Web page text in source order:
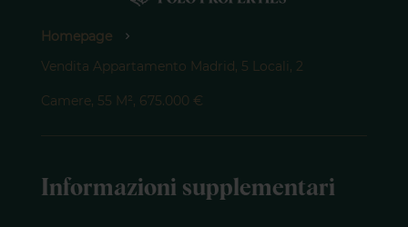
Homepage
Vendita Appartamento Madrid, 5 Locali, 2
Camere, 55 M², 675.000 €
Informazioni supplementari